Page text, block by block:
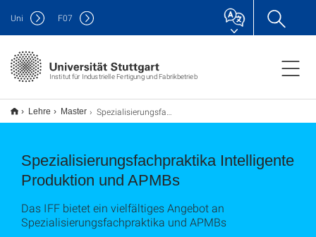
Institut für Industrielle Fertigung und Fabrikbetrieb
Uni F07
Lehre Master Spezialisierungsfachpraktika Intelligente Produktion und APMBs
Spezialisierungsfachpraktika Intelligente
Produktion und APMBs
Das IFF bietet ein vielfältiges Angebot an
Spezialisierungsfachpraktika und APMBs